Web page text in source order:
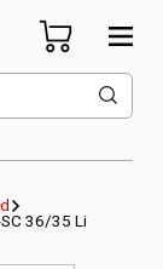
36/35 Li